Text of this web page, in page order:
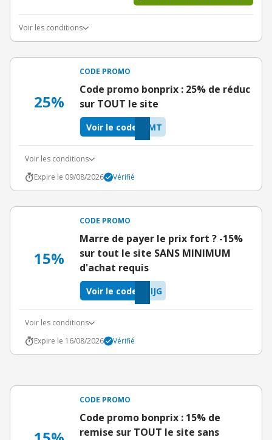
Voir les conditions
25%
CODE PROMO
Code promo bonprix : 25% de réduc
sur TOUT le site
CMT
Voir le code
Voir les conditions
Expire le 09/08/2026
Vérifié
15%
CODE PROMO
Marre de payer le prix fort ? -15%
sur tout le site SANS MINIMUM
d'achat requis
IJG
Voir le code
Voir les conditions
Expire le 16/08/2026
Vérifié
CODE PROMO
Code promo bonprix : 15% de
remise sur TOUT le site sans